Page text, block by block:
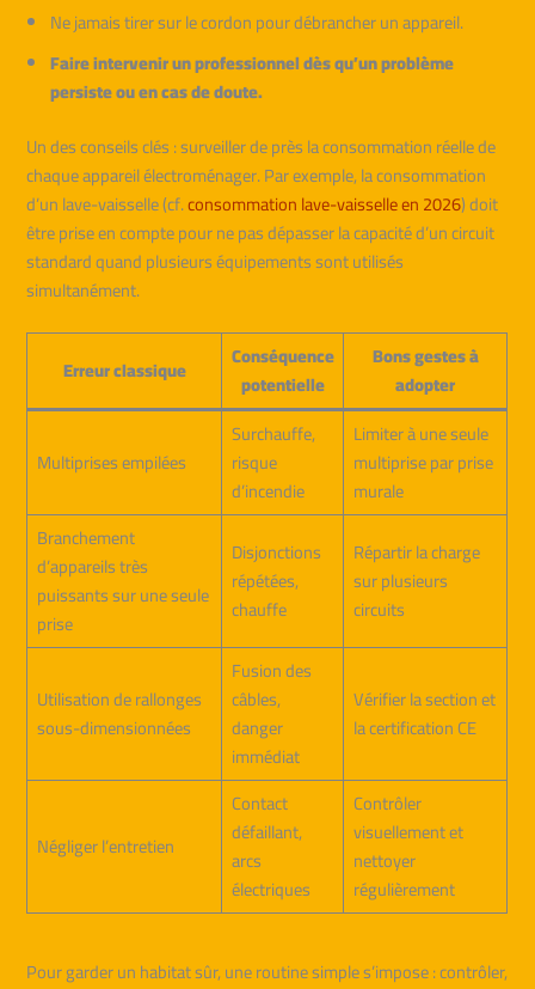
Ne jamais tirer sur le cordon pour débrancher un appareil.
Faire intervenir un professionnel dès qu’un problème
persiste ou en cas de doute.
Un des conseils clés : surveiller de près la consommation réelle de
chaque appareil électroménager. Par exemple, la consommation
d’un lave-vaisselle (cf.consommation lave-vaisselle en 2026) doit
être prise en compte pour ne pas dépasser la capacité d’un circuit
standard quand plusieurs équipements sont utilisés
simultanément.
Erreur classique
Conséquence
potentielle
Bons gestes à
adopter
Multiprises empilées
Surchauffe,
risque
d’incendie
Limiter à une seule
multiprise par prise
murale
Branchement
d’appareils très
puissants sur une seule
prise
Disjonctions
répétées,
chauffe
Répartir la charge
sur plusieurs
circuits
Utilisation de rallonges
sous-dimensionnées
Fusion des
câbles,
danger
immédiat
Vérifier la section et
la certification CE
Négliger l’entretien
Contact
défaillant,
arcs
électriques
Contrôler
visuellement et
nettoyer
régulièrement
Pour garder un habitat sûr, une routine simple s’impose : contrôler,